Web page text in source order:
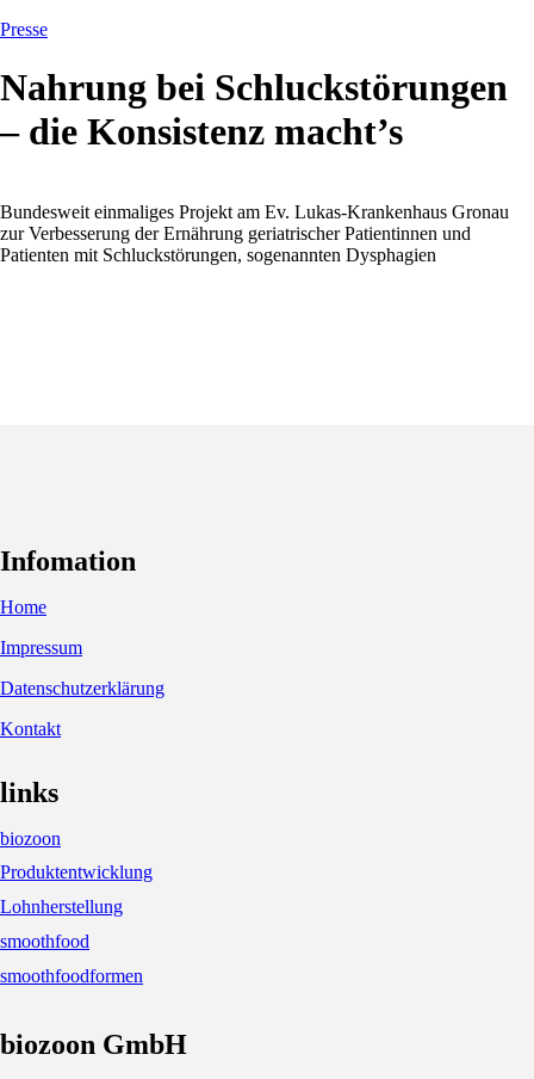
Presse
Nahrung bei Schluckstörungen
– die Konsistenz macht’s
Bundesweit einmaliges Projekt am Ev. Lukas-Krankenhaus Gronau
zur Verbesserung der Ernährung geriatrischer Patientinnen und
Patienten mit Schluckstörungen, sogenannten Dysphagien
Infomation
Home
Impressum
Datenschutzerklärung
Kontakt
links
biozoon
Produktentwicklung
Lohnherstellung
smoothfood
smoothfoodformen
biozoon GmbH